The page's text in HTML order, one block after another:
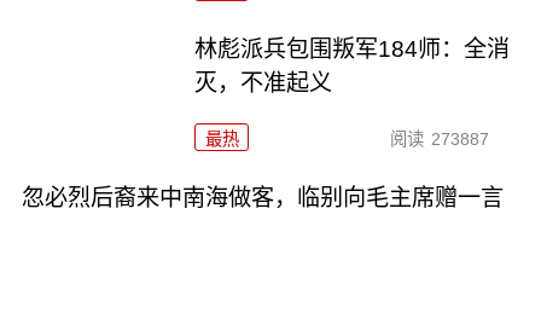
林彪派兵包围叛军184师：全消
灭，不准起义
最热 阅读 273887
忽必烈后裔来中南海做客，临别向毛主席赠一言